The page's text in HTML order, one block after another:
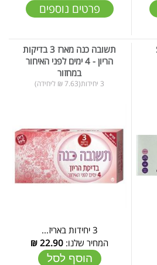
פרטים נוספים
תשובה כנה מארז 3 בדיקות
הריון - 4 ימים לפני האיחור
במחזור
3 יחידות(7.63 ₪ ליחידה)
3 יחידות באריז...
המחיר שלנו: 22.90
₪
הוסף לסל